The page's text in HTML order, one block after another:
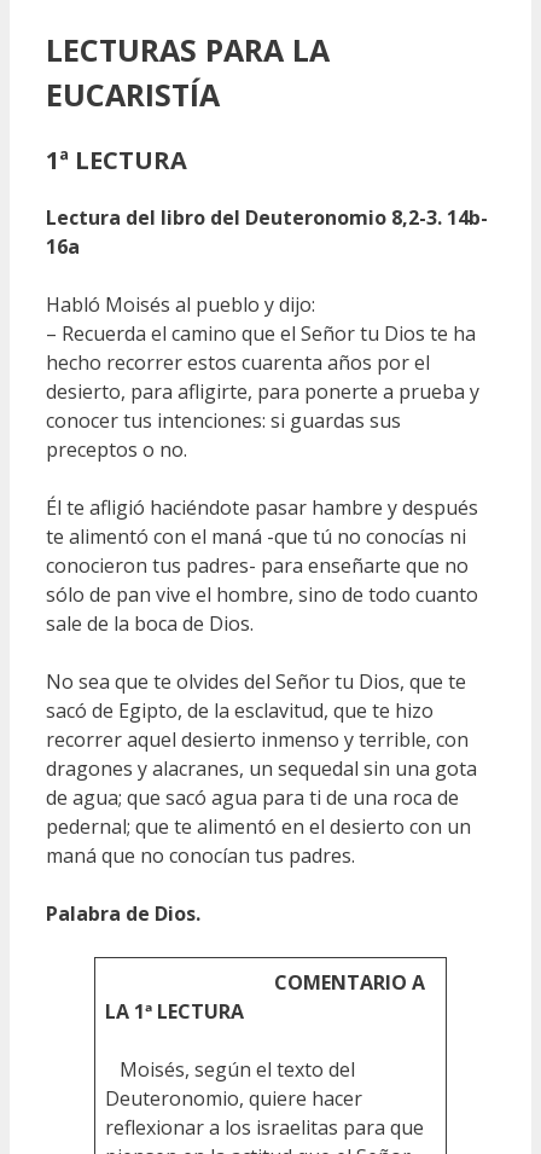
LECTURAS PARA LA
EUCARISTÍA
1ª LECTURA
Lectura del libro del Deuteronomio 8,2-3. 14b-
16a
Habló Moisés al pueblo y dijo:
– Recuerda el camino que el Señor tu Dios te ha
hecho recorrer estos cuarenta años por el
desierto, para afligirte, para ponerte a prueba y
conocer tus intenciones: si guardas sus
preceptos o no.
Él te afligió haciéndote pasar hambre y después
te alimentó con el maná -que tú no conocías ni
conocieron tus padres- para enseñarte que no
sólo de pan vive el hombre, sino de todo cuanto
sale de la boca de Dios.
No sea que te olvides del Señor tu Dios, que te
sacó de Egipto, de la esclavitud, que te hizo
recorrer aquel desierto inmenso y terrible, con
dragones y alacranes, un sequedal sin una gota
de agua; que sacó agua para ti de una roca de
pedernal; que te alimentó en el desierto con un
maná que no conocían tus padres.
Palabra de Dios.
COMENTARIO A
LA 1ª LECTURA
Moisés, según el texto del
Deuteronomio, quiere hacer
reflexionar a los israelitas para que